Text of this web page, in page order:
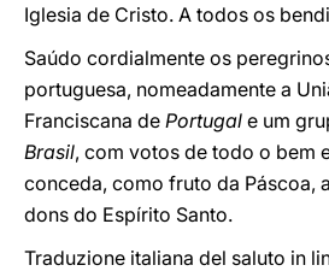
Iglesia de Cristo. A todos os
Saúdo cordialmente os
portuguesa, nomeadamente a
Franciscana de Portugal e um
Brasil, com votos de todo o bem
conceda, como fruto da Páscoa,
dons do Espírito Santo.
Traduzione italiana del saluto in